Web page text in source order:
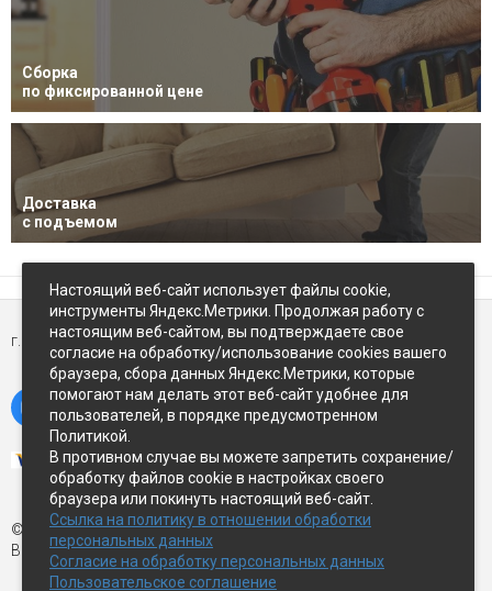
Сборка
по фиксированной цене
Доставка
с подъемом
г. Петропавловск-Камчатский,ул Восточное-шоссе, д.5
© Экспострой, 2026 г.
Все права защищены
Настоящий веб-сайт использует файлы cookie,
инструменты Яндекс.Метрики. Продолжая работу с
настоящим веб-сайтом, вы подтверждаете свое
согласие на обработку/использование cookies вашего
браузера, сбора данных Яндекс.Метрики, которые
помогают нам делать этот веб-сайт удобнее для
пользователей, в порядке предусмотренном
Политикой.
В противном случае вы можете запретить сохранение/
обработку файлов cookie в настройках своего
браузера или покинуть настоящий веб-сайт.
Ссылка на политику в отношении обработки
персональных данных
Согласие на обработку персональных данных
Пользовательское соглашение